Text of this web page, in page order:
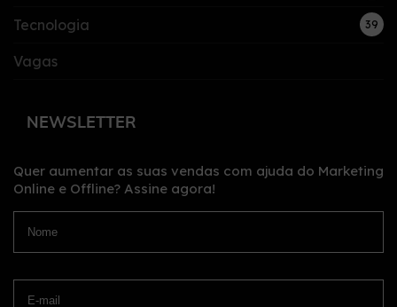
Tecnologia 39
Vagas
NEWSLETTER
Quer aumentar as suas vendas com ajuda do Marketing
Online e Offline? Assine agora!